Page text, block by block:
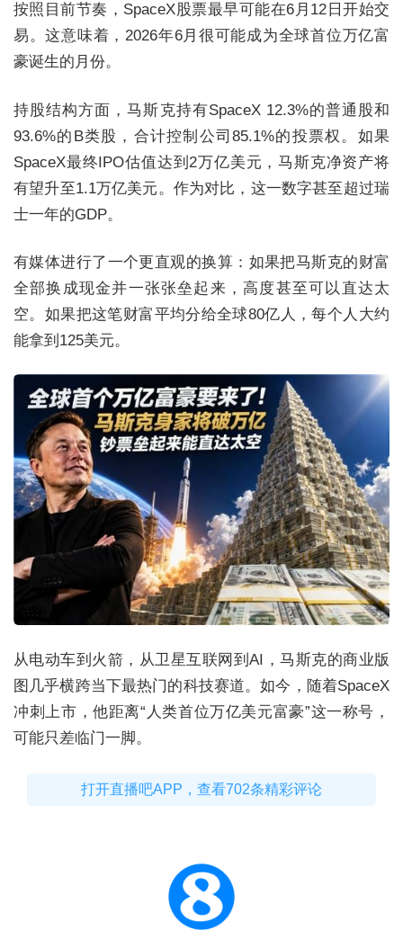
按照目前节奏，SpaceX股票最早可能在6月12日开始交
易。这意味着，2026年6月很可能成为全球首位万亿富
豪诞生的月份。
持股结构方面，马斯克持有SpaceX 12.3%的普通股和
93.6%的B类股，合计控制公司85.1%的投票权。如果
SpaceX最终IPO估值达到2万亿美元，马斯克净资产将
有望升至1.1万亿美元。作为对比，这一数字甚至超过瑞
士一年的GDP。
有媒体进行了一个更直观的换算：如果把马斯克的财富
全部换成现金并一张张垒起来，高度甚至可以直达太
空。如果把这笔财富平均分给全球80亿人，每个人大约
能拿到125美元。
从电动车到火箭，从卫星互联网到AI，马斯克的商业版
图几乎横跨当下最热门的科技赛道。如今，随着SpaceX
冲刺上市，他距离“人类首位万亿美元富豪”这一称号，
可能只差临门一脚。
打开直播吧APP，查看702条精彩评论